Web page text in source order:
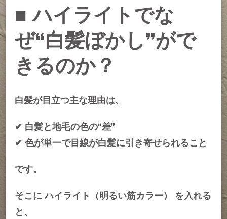
■ ハイライトでな
ぜ“白髪ぼかし”がで
きるのか？
白髪が目立つ主な理由は、
✔ 白髪と地毛の色の“差”
✔ 色が単一で目線が白髪に引き寄せられること
です。
そこに ハイライト（明るい筋カラー） を入れる
と、